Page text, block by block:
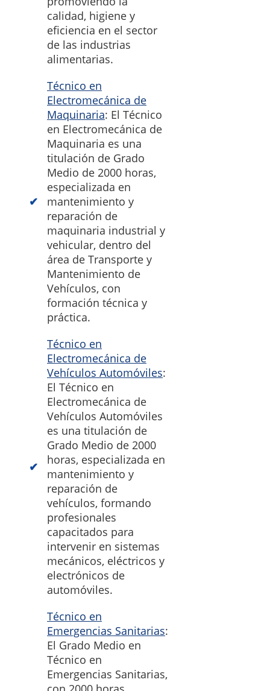
calidad, higiene y
eficiencia en el sector
de las industrias
alimentarias.
Técnico en
Electromecánica de
Maquinaria: El Técnico
en Electromecánica de
Maquinaria es una
titulación de Grado
Medio de 2000 horas,
especializada en
mantenimiento y
reparación de
maquinaria industrial y
vehicular, dentro del
área de Transporte y
Mantenimiento de
Vehículos, con
formación técnica y
práctica.
Técnico en
Electromecánica de
Vehículos Automóviles:
El Técnico en
Electromecánica de
Vehículos Automóviles
es una titulación de
Grado Medio de 2000
horas, especializada en
mantenimiento y
reparación de
vehículos, formando
profesionales
capacitados para
intervenir en sistemas
mecánicos, eléctricos y
electrónicos de
automóviles.
Técnico en
Emergencias Sanitarias:
El Grado Medio en
Técnico en
Emergencias Sanitarias,